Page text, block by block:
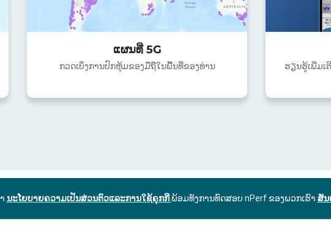
ແຜນທີ່ 5G
ກວດເບິ່ງການປົກຫຸ້ມຂອງມືຖືໃນພື້ນທີ່ຂອງທ່ານ
ຮຽນຮູ້ເພີ່ມເ
ນະໂຍບາຍຄວາມເປັນສ່ວນຕົວແລະການໃຊ້ຄຸກກີພ້ອມທັງການທົດສອບ nPerf ຂອງພວກເຮົາ ສັນ